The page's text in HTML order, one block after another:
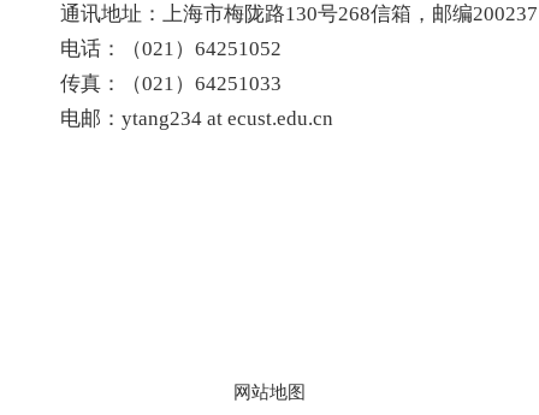
通讯地址：上海市梅陇路130号268信箱，邮编200237
电话：（021 ） 64251052
传真：（021 ） 64251033
电邮： ytang234 at ecust.edu.cn
所有 © 2023 华东理工大学药
网站地图